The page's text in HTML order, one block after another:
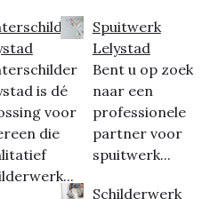
is dé
voor
die
Spuitwerk
Lelystad
Bent u op zoek
naar een
professionele
partner voor
spuitwerk...
Schilderwerk